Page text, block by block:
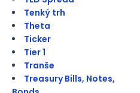
Tenký trh
Theta
Ticker
Tier 1
Tranše
Treasury Bills, Notes,